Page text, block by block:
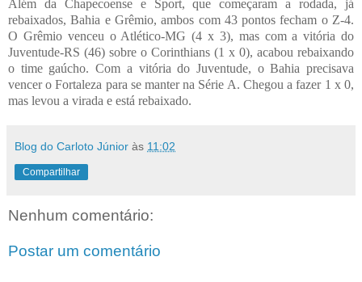
Além da Chapecoense e Sport, que começaram a rodada, já
rebaixados, Bahia e Grêmio, ambos com 43 pontos fecham o Z-4.
O Grêmio venceu o Atlético-MG (4 x 3), mas com a vitória do
Juventude-RS (46) sobre o Corinthians (1 x 0), acabou rebaixando
o time gaúcho. Com a vitória do Juventude, o Bahia precisava
vencer o Fortaleza para se manter na Série A. Chegou a fazer 1 x 0,
mas levou a virada e está rebaixado.
Blog do Carloto Júnior às 11:02
Compartilhar
Nenhum comentário:
Postar um comentário